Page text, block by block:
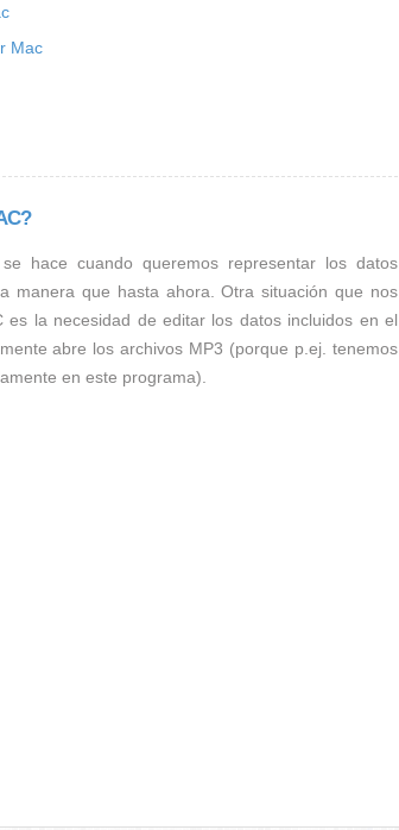
Mac
hace cuando queremos representar los datos
manera que hasta ahora. Otra situación que nos
la necesidad de editar los datos incluidos en el
abre los archivos MP3 (porque p.ej. tenemos
en este programa).